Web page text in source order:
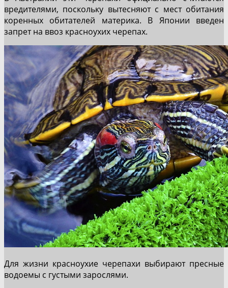
вредителями, поскольку вытесняют с мест обитания
коренных обитателей материка. В Японии введен
запрет на ввоз красноухих черепах.
Для жизни красноухие черепахи выбирают пресные
водоемы с густыми зарослями.